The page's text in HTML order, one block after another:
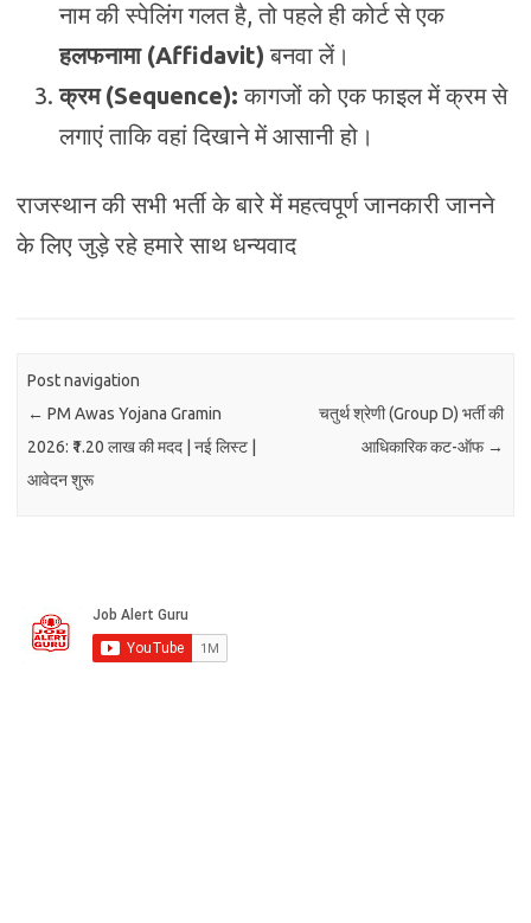
नाम की स्पेलिंग गलत है, तो पहले ही कोर्ट से एक
हलफनामा (Affidavit) बनवा लें।
क्रम (Sequence): कागजों को एक फाइल में क्रम से
लगाएं ताकि वहां दिखाने में आसानी हो।
राजस्थान की सभी भर्ती के बारे में महत्वपूर्ण जानकारी जानने
के लिए जुड़े रहे हमारे साथ धन्यवाद
Post navigation
← PM Awas Yojana Gramin
2026: ₹1.20 लाख की मदद | नई लिस्ट |
आवेदन शुरू
चतुर्थ श्रेणी (Group D) भर्ती की
आधिकारिक कट-ऑफ →